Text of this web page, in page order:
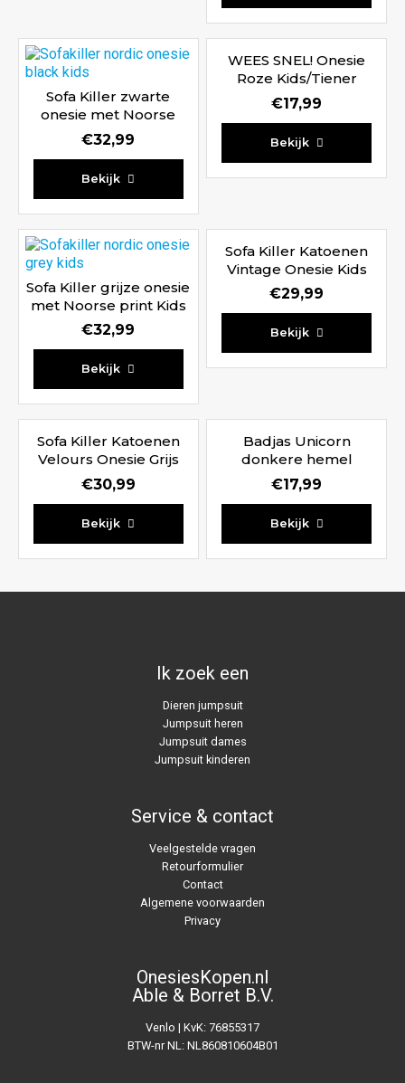
Sofa Killer zwarte
onesie met Noorse
print Kids
€32,99
Bekijk
WEES SNEL! Onesie
Roze Kids/Tiener
€17,99
Bekijk
Sofa Killer grijze onesie
met Noorse print Kids
€32,99
Bekijk
Sofa Killer Katoenen
Vintage Onesie Kids
€29,99
Bekijk
Sofa Killer Katoenen
Velours Onesie Grijs
Kids
€30,99
Bekijk
Badjas Unicorn
donkere hemel
€17,99
Bekijk
Ik zoek een
Dieren jumpsuit
Jumpsuit heren
Jumpsuit dames
Jumpsuit kinderen
Service & contact
Veelgestelde vragen
Retourformulier
Contact
Algemene voorwaarden
Privacy
OnesiesKopen.nl
Able & Borret B.V.
Venlo | KvK: 76855317
BTW-nr NL: NL860810604B01